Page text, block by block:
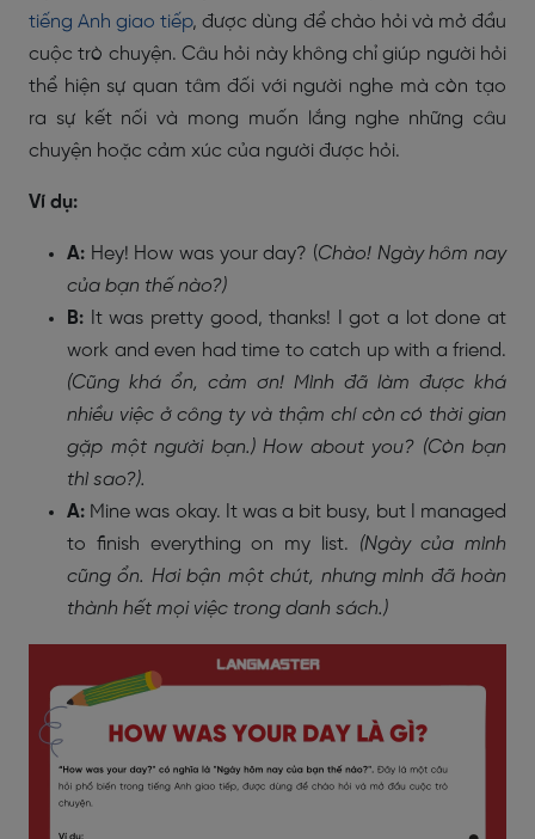
tiếng Anh giao tiếp, được dùng để chào hỏi và mở đầu
cuộc trò chuyện. Câu hỏi này không chỉ giúp người hỏi
thể hiện sự quan tâm đối với người nghe mà còn tạo
ra sự kết nối và mong muốn lắng nghe những câu
chuyện hoặc cảm xúc của người được hỏi.
Ví dụ:
A: Hey! How was your day? (Chào! Ngày hôm nay
của bạn thế nào?)
B: It was pretty good, thanks! I got a lot done at
work and even had time to catch up with a friend.
(Cũng khá ổn, cảm ơn! Mình đã làm được khá
nhiều việc ở công ty và thậm chí còn có thời gian
gặp một người bạn.) How about you? (Còn bạn
thì sao?).
A: Mine was okay. It was a bit busy, but I managed
to finish everything on my list. (Ngày của mình
cũng ổn. Hơi bận một chút, nhưng mình đã hoàn
thành hết mọi việc trong danh sách.)